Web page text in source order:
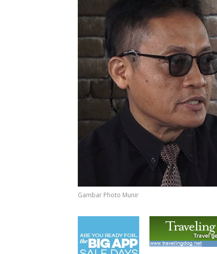
Gambar Photo Munir